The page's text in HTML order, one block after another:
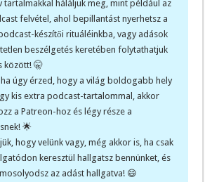
tartalmakkal háláljuk meg, mint például az
felvétel, ahol bepillantást nyerhetsz a
készítői rituáléinkba, vagy adások
beszélgetés keretében folytathatjuk
között! 🤫
ha úgy érzed, hogy a világ boldogabb hely
kis extra podcast-tartalommal, akkor
a Patreon-hoz és légy része a
🌟
hogy velünk vagy, még akkor is, ha csak
keresztül hallgatsz bennünket, és
az adást hallgatva! 😄